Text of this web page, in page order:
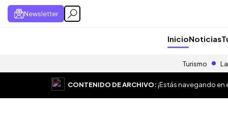
Newsletter
InicioNoticias
Turismo
CONTENIDO DE ARCHIVO:¡Estás navegando en